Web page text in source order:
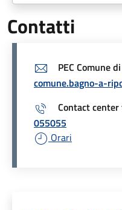
Contatti
PEC Comune
comune.bagno-a-
Contact
055055
Orari
Unità